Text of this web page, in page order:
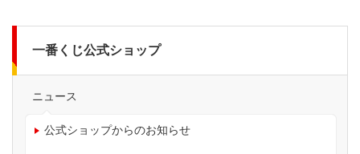
一番くじ公式ショップ
ニュース
公式ショップからのお知らせ